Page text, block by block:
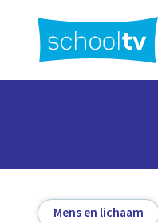
hoofdinhoud
Mens en lichaam